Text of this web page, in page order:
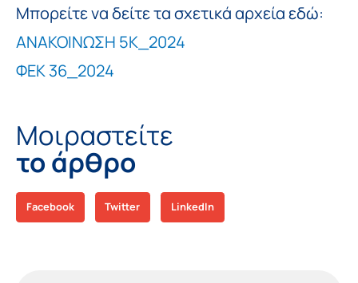
Μπορείτε να δείτε τα σχετικά αρχεία εδώ:
ΑΝΑΚΟΙΝΩΣΗ 5Κ_2024
ΦΕΚ 36_2024
Μοιραστείτε
το άρθρο
Facebook Twitter LinkedIn